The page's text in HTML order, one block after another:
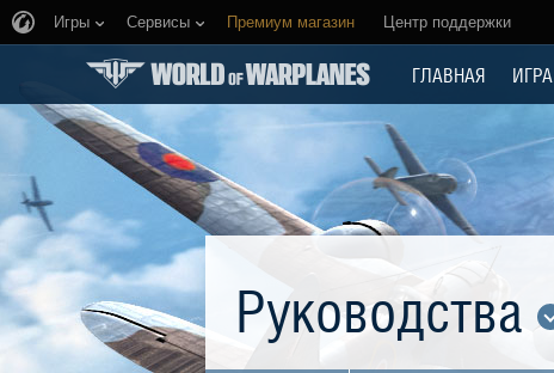
Игры Сервисы Премиум магазин Центр поддержки
ГЛАВНАЯ ИГРА
Руководства